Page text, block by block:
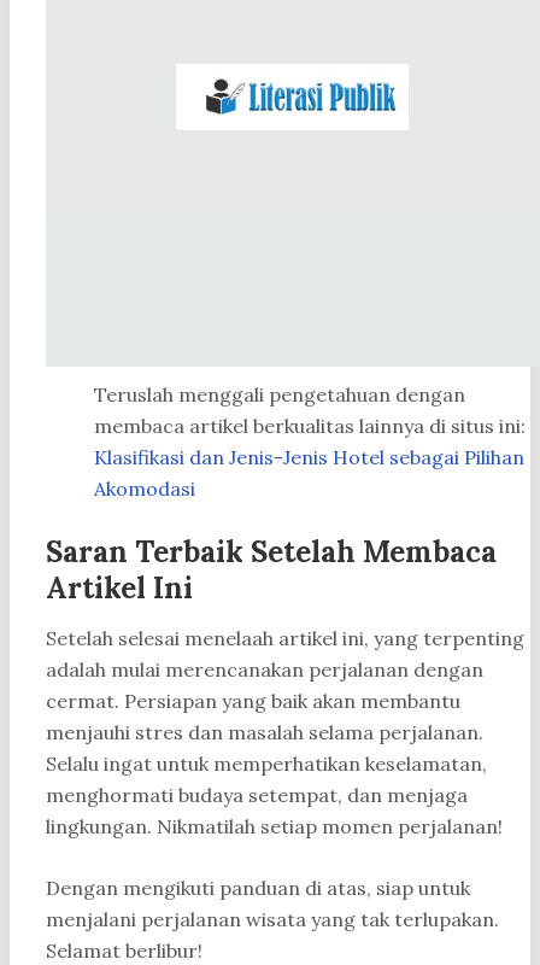
Teruslah menggali pengetahuan dengan
membaca artikel berkualitas lainnya di situs ini:
Klasifikasi dan Jenis-Jenis Hotel sebagai Pilihan
Akomodasi
Saran Terbaik Setelah Membaca
Artikel Ini
Setelah selesai menelaah artikel ini, yang terpenting
adalah mulai merencanakan perjalanan dengan
cermat. Persiapan yang baik akan membantu
menjauhi stres dan masalah selama perjalanan.
Selalu ingat untuk memperhatikan keselamatan,
menghormati budaya setempat, dan menjaga
lingkungan. Nikmatilah setiap momen perjalanan!
Dengan mengikuti panduan di atas, siap untuk
menjalani perjalanan wisata yang tak terlupakan.
Selamat berlibur!